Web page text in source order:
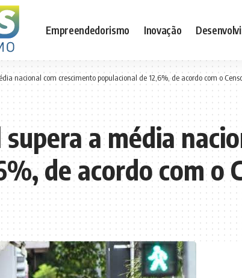
Empreendedorismo Inovação
nacional com crescimento populacional de 12,6%, de acordo com o
a média
de acordo com o